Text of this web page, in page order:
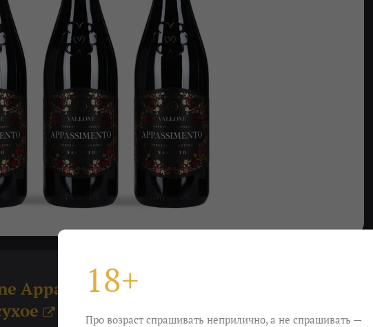
Appassimento Salento IGT Апулия,
X
18+
Про возраст спрашивать неприлично, а не спрашивать —